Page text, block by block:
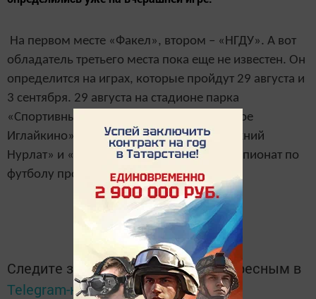
На первом месте «Факел», втором – «НГДУ». А вот
обладатель третьего места пока еще не известен. Он
определится на играх, которые пройдут 29 августа и
3 сентября. 29 августа на стадионе парка
«Спортивный» встретятся команды «Новое
Иглайкино» и «АТП», а 3 сентября – «Нижний
Нурлат» и «Егоркино». Напоминаем, чемпионат по
футболу проходит с участием 6 команд.
Следите за самым важным и интересным в
Telegram-каналеТатмедиа